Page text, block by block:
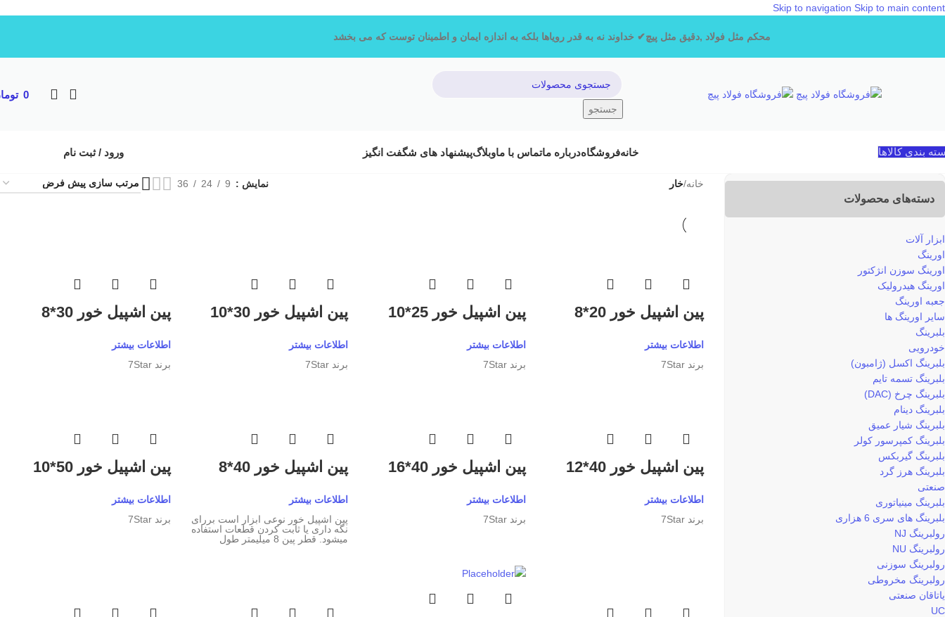
Skip to navigation Skip to main content
محکم مثل فولاد ,دقیق مثل پیچ✔ خداوند نه به قدر رویاها بلکه به اندازه ایمان و اطمینان توست که می بخشد
جستجو
0
بندی کالاها خانهفروشگاهدرباره ماتماس با ماوبلاگپیشنهاد های شگفت انگیز ورود / ثبت نام
دسته‌های محصولات
ابزار آلات
اورینگ
اورینگ سوزن انژکتور
اورینگ هیدرولیک
جعبه اورینگ
سایر اورینگ ها
بلبرینگ
خودرویی
بلبرینگ اکسل (ژامبون)
بلبرینگ تسمه تایم
بلبرینگ چرخ (DAC)
بلبرینگ دینام
بلبرینگ شیار عمیق
بلبرینگ کمپرسور کولر
بلبرینگ گیربکس
بلبرینگ هرز گرد
صنعتی
بلبرینگ مینیاتوری
بلبرینگ های سری 6 هزاری
رولبرینگ NJ
رولبرینگ NU
رولبرینگ سوزنی
رولبرینگ مخروطی
یاتاقان صنعتی
UC
خانه/خار نمایش 9
24
36
پین اشپیل خور 20*8
اطلاعات بیشتر
برند 7Star
پین اشپیل خور 25*10
اطلاعات بیشتر
برند 7Star
پین اشپیل خور 30*10
اطلاعات بیشتر
برند 7Star
پین اشپیل خور 30*8
اطلاعات بیشتر
برند 7Star
پین اشپیل خور 40*12
اطلاعات بیشتر
برند 7Star
پین اشپیل خور 40*16
اطلاعات بیشتر
برند 7Star
پین اشپیل خور 40*8
اطلاعات بیشتر
پین اشپیل خور نوعی ابزار است بررای
نگه داری یا ثابت کردن قطعات استفاده
میشود. قطر پین 8 میلیمتر طول
پین اشپیل خور 50*10
اطلاعات بیشتر
برند 7Star